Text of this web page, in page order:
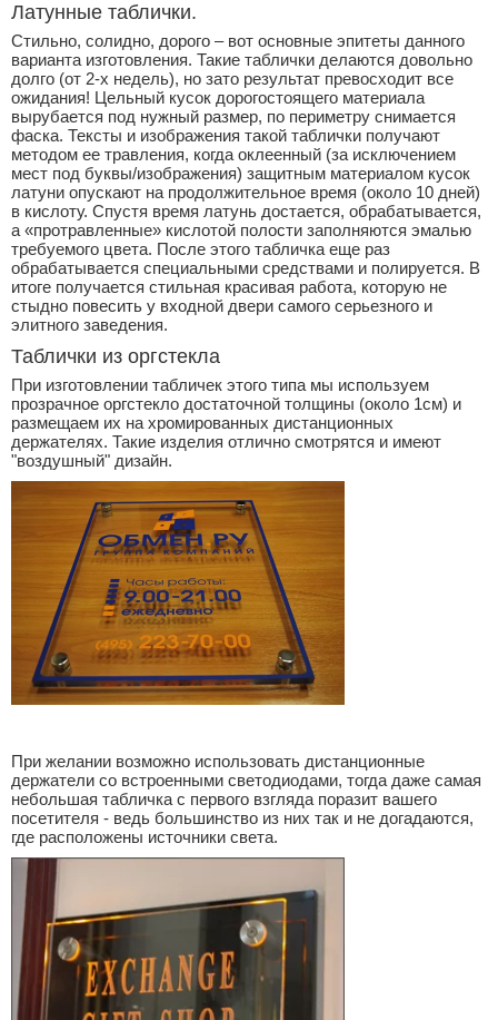
Латунные таблички.
Стильно, солидно, дорого – вот основные эпитеты данного
варианта изготовления. Такие таблички делаются довольно
долго (от 2-х недель), но зато результат превосходит все
ожидания! Цельный кусок дорогостоящего материала
вырубается под нужный размер, по периметру снимается
фаска. Тексты и изображения такой таблички получают
методом ее травления, когда оклеенный (за исключением
мест под буквы/изображения) защитным материалом кусок
латуни опускают на продолжительное время (около 10 дней)
в кислоту. Спустя время латунь достается, обрабатывается,
а «протравленные» кислотой полости заполняются эмалью
требуемого цвета. После этого табличка еще раз
обрабатывается специальными средствами и полируется. В
итоге получается стильная красивая работа, которую не
стыдно повесить у входной двери самого серьезного и
элитного заведения.
Таблички из оргстекла
При изготовлении табличек этого типа мы используем
прозрачное оргстекло достаточной толщины (около 1см) и
размещаем их на хромированных дистанционных
держателях. Такие изделия отлично смотрятся и имеют
"воздушный" дизайн.
При желании возможно использовать дистанционные
держатели со встроенными светодиодами, тогда даже самая
небольшая табличка с первого взгляда поразит вашего
посетителя - ведь большинство из них так и не догадаются,
где расположены источники света.